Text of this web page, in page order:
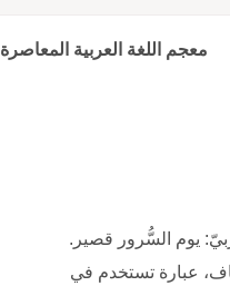
معجم اللغة العربية المعاصرة
يوم السُّرور قصير.
عبارة تستخدم في